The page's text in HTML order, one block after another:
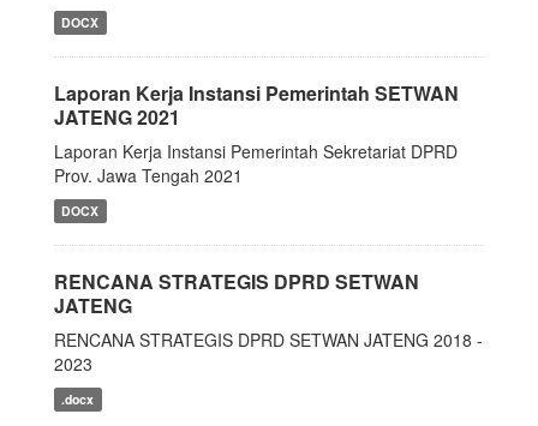
DOCX
Laporan Kerja Instansi Pemerintah SETWAN
JATENG 2021
Laporan Kerja Instansi Pemerintah Sekretariat DPRD
Prov. Jawa Tengah 2021
DOCX
RENCANA STRATEGIS DPRD SETWAN
JATENG
RENCANA STRATEGIS DPRD SETWAN JATENG 2018 -
2023
.docx